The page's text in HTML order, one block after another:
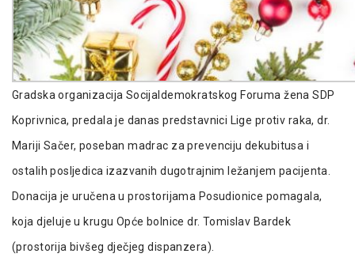
Gradska organizacija Socijaldemokratskog Foruma žena SDP
Koprivnica, predala je danas predstavnici Lige protiv raka, dr.
Mariji Sačer, poseban madrac za prevenciju dekubitusa i
ostalih posljedica izazvanih dugotrajnim ležanjem pacijenta.
Donacija je uručena u prostorijama Posudionice pomagala,
koja djeluje u krugu Opće bolnice dr. Tomislav Bardek
(prostorija bivšeg dječjeg dispanzera).